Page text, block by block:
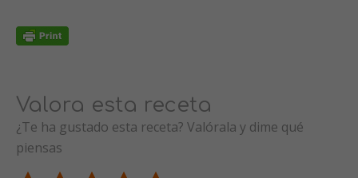
Valora esta receta
¿Te ha gustado esta receta? Valórala y dime qué
piensas